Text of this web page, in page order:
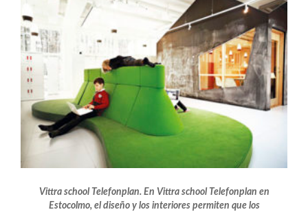
Vittra school Telefonplan. En Vittra school Telefonplan en
Estocolmo, el diseño y los interiores permiten que los